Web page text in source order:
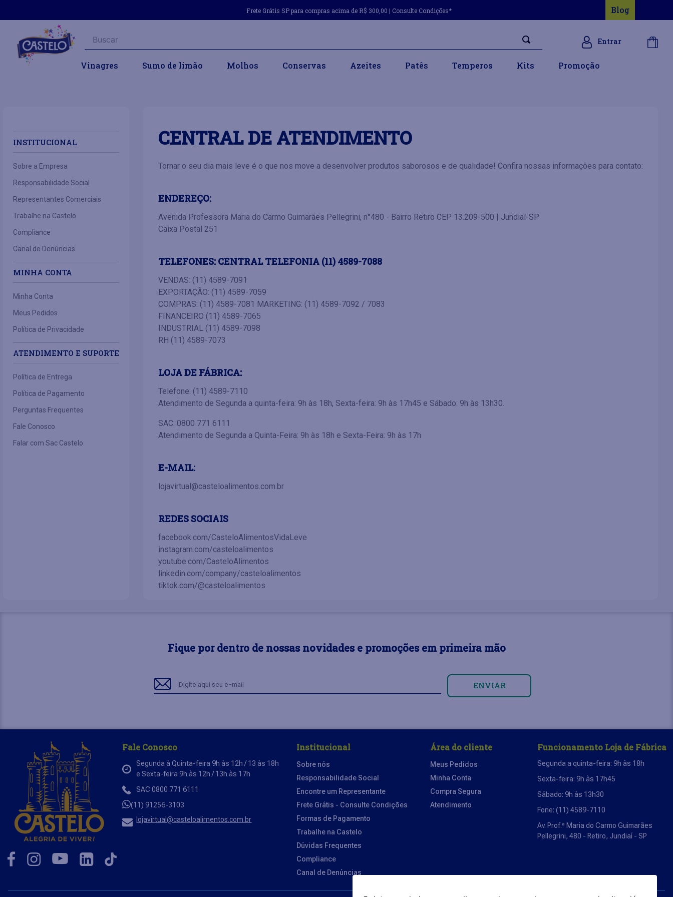
Frete Grátis SP para compras acima de R$ 300,00 | Consulte Condições* Blog
Buscar
Entrar
Vinagres Sumo de limão Molhos Conservas Azeites Patês Temperos Kits Promoção
INSTITUCIONAL
Sobre a Empresa
Responsabilidade Social
Representantes Comerciais
Trabalhe na Castelo
Compliance
Canal de Denúncias
MINHA CONTA
Minha Conta
Meus Pedidos
Política de Privacidade
ATENDIMENTO E SUPORTE
Política de Entrega
Política de Pagamento
Perguntas Frequentes
Fale Conosco
Falar com Sac Castelo
CENTRAL DE ATENDIMENTO
Tornar o seu dia mais leve é o que nos move a desenvolver produtos saborosos e de qualidade! Confira nossas informações para contato:
ENDEREÇO:
Avenida Professora Maria do Carmo Guimarães Pellegrini, n°480 - Bairro Retiro CEP 13.209-500 | Jundiaí-SP
Caixa Postal 251
TELEFONES: CENTRAL TELEFONIA (11) 4589-7088
VENDAS: (11) 4589-7091
EXPORTAÇÃO: (11) 4589-7059
COMPRAS: (11) 4589-7081 MARKETING: (11) 4589-7092 / 7083
FINANCEIRO (11) 4589-7065
INDUSTRIAL (11) 4589-7098
RH (11) 4589-7073
LOJA DE FÁBRICA:
Telefone: (11) 4589-7110
Atendimento de Segunda a quinta-feira: 9h às 18h, Sexta-feira: 9h às 17h45 e Sábado: 9h às 13h30.
SAC: 0800 771 6111
Atendimento de Segunda a Quinta-Feira: 9h às 18h e Sexta-Feira: 9h às 17h
E-MAIL:
lojavirtual@casteloalimentos.com.br
REDES SOCIAIS
facebook.com/CasteloAlimentosVidaLeve
instagram.com/casteloalimentos
youtube.com/CasteloAlimentos
linkedin.com/company/casteloalimentos
tiktok.com/@casteloalimentos
Fique por dentro de nossas novidades e promoções em primeira mão
ENVIAR
Fale Conosco
Segunda à Quinta-feira 9h às 12h / 13 às 18h
e Sexta-feira 9h às 12h / 13h às 17h
SAC 0800 771 6111
(11) 91256-3103
lojavirtual@casteloalimentos.com.br
Institucional
Sobre nós
Responsabilidade Social
Encontre um Representante
Frete Grátis - Consulte Condições
Formas de Pagamento
Trabalhe na Castelo
Dúvidas Frequentes
Compliance
Canal de Denúncias
Área do cliente
Meus Pedidos
Minha Conta
Compra Segura
Atendimento
Funcionamento Loja de Fábrica
Segunda a quinta-feira: 9h às 18h
Sexta-feira: 9h às 17h45
Sábado: 9h às 13h30
Fone: (11) 4589-7110
Av. Prof.ª Maria do Carmo Guimarães
Pellegrini, 480 - Retiro, Jundiaí - SP